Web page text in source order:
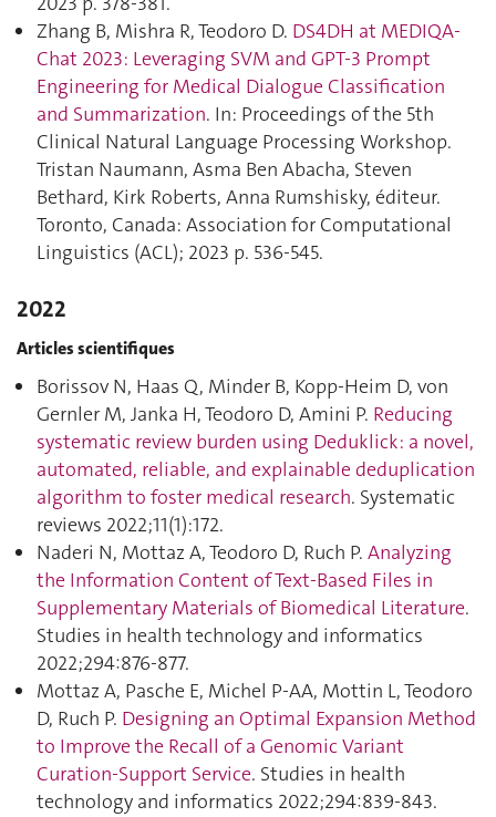
Zhang B, Mishra R, Teodoro D. DS4DH at MEDIQA-
Chat 2023: Leveraging SVM and GPT-3 Prompt
Engineering for Medical Dialogue Classification
and Summarization. In: Proceedings of the 5th
Clinical Natural Language Processing Workshop.
Tristan Naumann, Asma Ben Abacha, Steven
Bethard, Kirk Roberts, Anna Rumshisky, éditeur.
Toronto, Canada: Association for Computational
Linguistics (ACL); 2023 p. 536‑545.
2022
Articles scientifiques
Borissov N, Haas Q, Minder B, Kopp-Heim D, von
Gernler M, Janka H, Teodoro D, Amini P. Reducing
systematic review burden using Deduklick: a novel,
automated, reliable, and explainable deduplication
algorithm to foster medical research. Systematic
reviews 2022;11(1):172.
Naderi N, Mottaz A, Teodoro D, Ruch P. Analyzing
the Information Content of Text-Based Files in
Supplementary Materials of Biomedical Literature.
Studies in health technology and informatics
2022;294:876‑877.
Mottaz A, Pasche E, Michel P-AA, Mottin L, Teodoro
D, Ruch P. Designing an Optimal Expansion Method
to Improve the Recall of a Genomic Variant
Curation-Support Service. Studies in health
technology and informatics 2022;294:839‑843.